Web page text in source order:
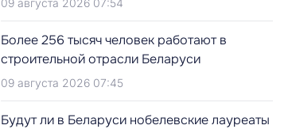
09 августа 2026 07:54
Более 256 тысяч человек работают в
строительной отрасли Беларуси
09 августа 2026 07:45
Будут ли в Беларуси нобелевские лауреаты